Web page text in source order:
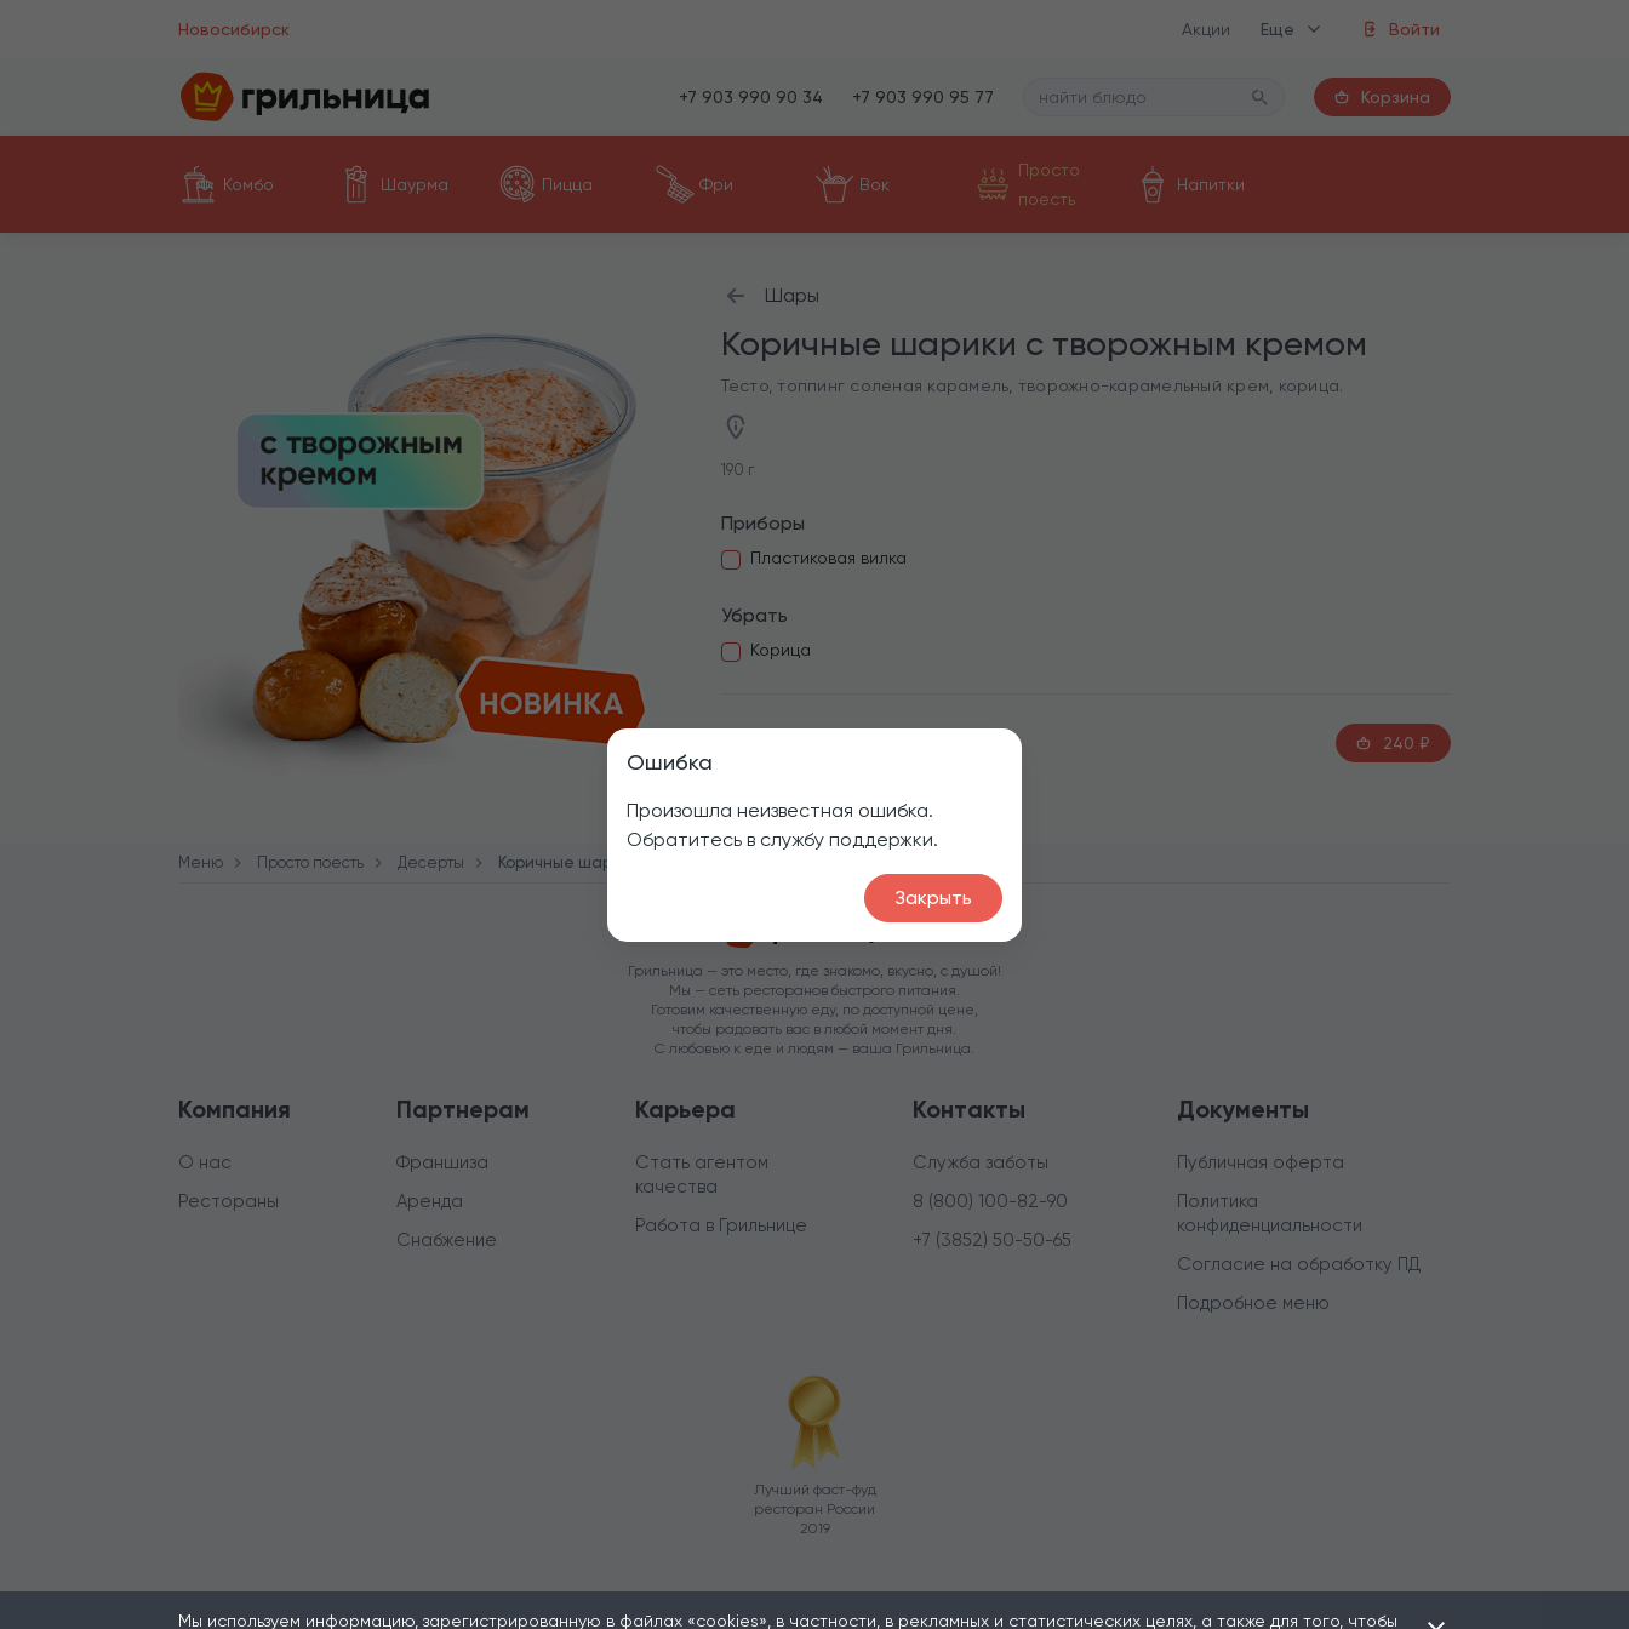
Новосибирск Акции Еще Войти
+7 903 990 90 34 +7 903 990 95 77 Корзина
Комбо Шаурма Пицца Фри Вок
Просто
поесть
Напитки
Ошибка
Произошла неизвестная ошибка.
Обратитесь в службу поддержки.
Закрыть
Шары
Коричные шарики с творожным кремом
Тесто, топпинг соленая карамель, творожно-карамельный крем, корица.
190 г
Приборы
Пластиковая вилка
Убрать
Корица
240 ₽
Меню Просто поесть Десерты Коричные шарики с творожным кремом
Мы используем информацию, зарегистрированную в файлах «cookies», в частности, в рекламных и статистических целях, а также для того, чтобы
Грильница — это место, где знакомо, вкусно, с душой!
Мы — сеть ресторанов быстрого питания.
Готовим качественную еду, по доступной цене,
чтобы радовать вас в любой момент дня.
С любовью к еде и людям — ваша Грильница.
Компания
О нас
Рестораны
Партнерам
Франшиза
Аренда
Снабжение
Карьера
Стать агентом
качества
Работа в Грильнице
Контакты
Служба заботы
8 (800) 100-82-90
+7 (3852) 50-50-65
Документы
Публичная оферта
Политика
конфиденциальности
Согласие на обработку ПД
Подробное меню
Лучший фаст-фуд
ресторан России
2019